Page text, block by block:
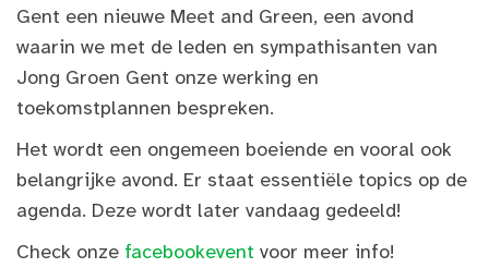
Gent een nieuwe Meet and Green, een avond
waarin we met de leden en sympathisanten van
Jong Groen Gent onze werking en
toekomstplannen bespreken.
Het wordt een ongemeen boeiende en vooral ook
belangrijke avond. Er staat essentiële topics op de
agenda. Deze wordt later vandaag gedeeld!
Check onze facebookevent voor meer info!